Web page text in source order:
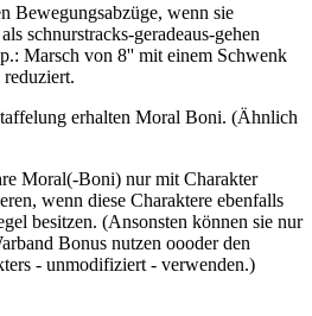
Bewegungsabzüge, wenn sie
schnurstracks-geradeaus-gehen
Marsch von 8'' mit einem Schwenk
erhalten Moral Boni. (Ähnlich
Moral(-Boni) nur mit Charakter
wenn diese Charaktere ebenfalls
besitzen. (Ansonsten können sie nur
Bonus nutzen oooder den
- unmodifiziert - verwenden.)